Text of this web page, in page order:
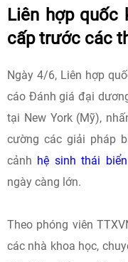
Liên hợp quốc
cấp trước các
Ngày 4/6, Liên hợp
cáo Đánh giá đại
tại New York (Mỹ),
cường các giải pháp
cảnh hệ sinh thái biển
ngày càng lớn.
Theo phóng viên
các nhà khoa học,